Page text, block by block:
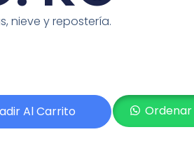
nieve y repostería.
Al Carrito